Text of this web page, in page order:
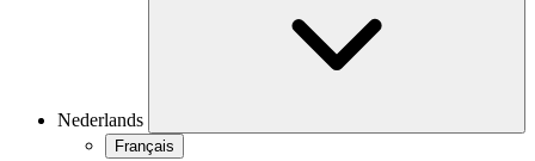
Nederlands
Français